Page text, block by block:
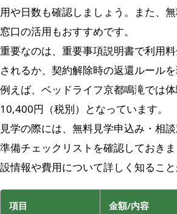
用や日数も確認しましょう。また、
窓口の活用もおすすめです。
重要なのは、重要事項説明書で利用
されるか、契約解除時の返還ルールを
例えば、ベッドライフ京都鳴滝では
10,400円（税別）となっています。
見学の際には、無料見学申込み・相
準備チェックリストを確認しておき
設情報や費用について詳しく知ること
項目 金額/内容